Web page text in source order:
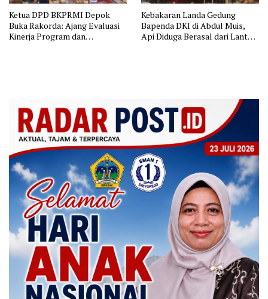
Ketua DPD BKPRMI Depok
Buka Rakorda: Ajang Evaluasi
Kinerja Program dan
Kebakaran Landa Gedung
Bapenda DKI di Abdul Muis,
Api Diduga Berasal dari Lantai